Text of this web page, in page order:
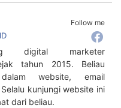
Follow me
digital marketer
tahun 2015. Beliau
website, email
kunjungi website ini
dari beliau.